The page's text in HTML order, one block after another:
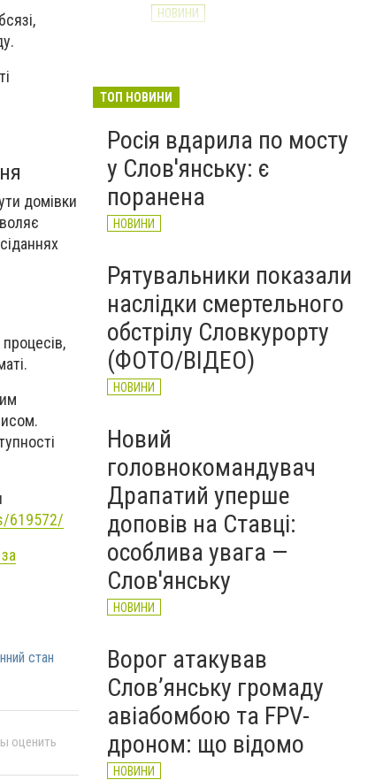
домівки
619572/
стан
оценить
НОВИНИ
Донецькоблгаз припиняє
районів
НОВИНИ
ТОП НОВИНИ
Росія вдарила по мосту
у Слов'янську: є
поранена
НОВИНИ
Рятувальники показали
наслідки смертельного
обстрілу Словкурорту
(ФОТО/ВІДЕО)
НОВИНИ
Новий
головнокомандувач
Драпатий уперше
доповів на Ставці:
особлива увага —
Слов'янську
НОВИНИ
Ворог атакував
Слов’янську громаду
авіабомбою та FPV-
дроном: що відомо
НОВИНИ